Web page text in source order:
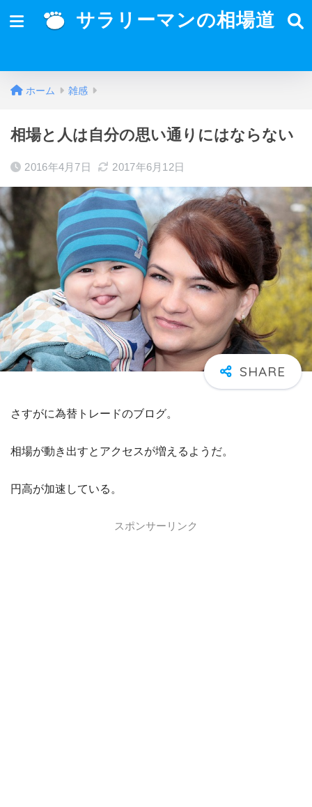
サラリーマンの相場道
ホーム 雑感
相場と人は自分の思い通りにはならない
2016年4月7日 2017年6月12日
さすがに為替トレードのブログ。
相場が動き出すとアクセスが増えるようだ。
円高が加速している。
スポンサーリンク